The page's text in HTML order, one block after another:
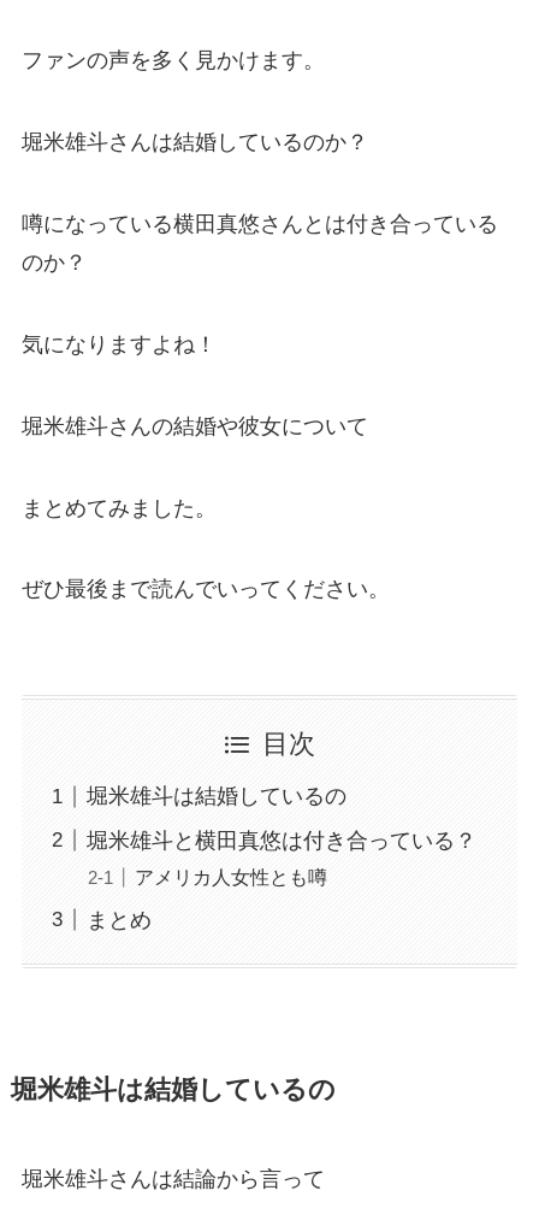
ファンの声を多く見かけます。
堀米雄斗さんは結婚しているのか？
噂になっている横田真悠さんとは付き合っている
のか？
気になりますよね！
堀米雄斗さんの結婚や彼女について
まとめてみました。
ぜひ最後まで読んでいってください。
目次
堀米雄斗は結婚しているの
堀米雄斗と横田真悠は付き合っている？
アメリカ人女性とも噂
まとめ
堀米雄斗は結婚しているの
堀米雄斗さんは結論から言って